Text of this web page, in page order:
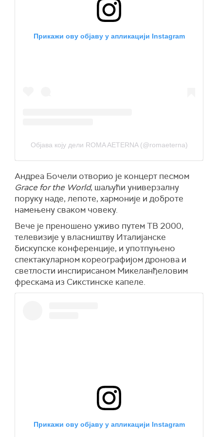
Прикажи ову објаву у апликацији Instagram
Објава коју дели ROMA AETERNA (@romaeterna)
Андреа Бочели отворио је концерт песмом
Grace for the World, шаљући универзалну
поруку наде, лепоте, хармоније и доброте
намењену сваком човеку.
Вече је преношено уживо путем ТВ 2000,
телевизије у власништву Италијанске
бискупске конференције, и употпуњено
спектакуларном кореографијом дронова и
светлости инспирисаном Микеланђеловим
фрескама из Сикстинске капеле.
Прикажи ову објаву у апликацији Instagram